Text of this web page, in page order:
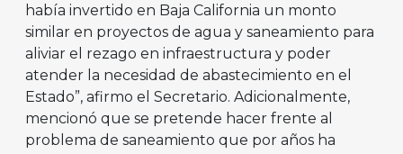
había invertido en Baja California un monto
similar en proyectos de agua y saneamiento para
aliviar el rezago en infraestructura y poder
atender la necesidad de abastecimiento en el
Estado”, afirmo el Secretario. Adicionalmente,
mencionó que se pretende hacer frente al
problema de saneamiento que por años ha